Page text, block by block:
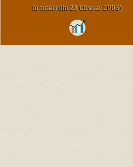
în total (din 23 Cireşar 2003)